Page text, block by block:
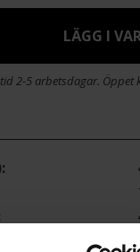
LÄGG I
2-5 arbetsdagar.